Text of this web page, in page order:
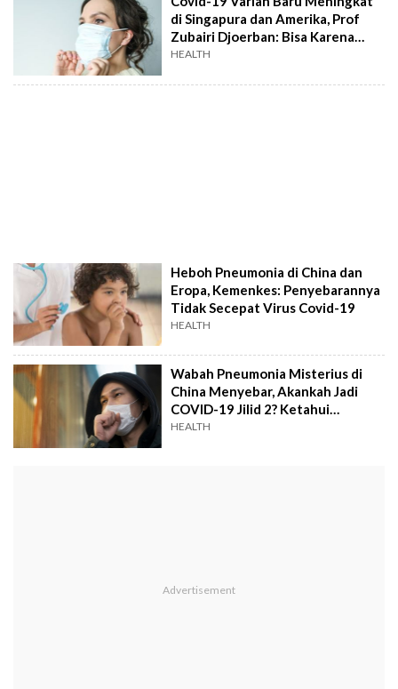
di Singapura dan Amerika, Prof
Zubairi Djoerban: Bisa Karena
Faktor Liburan Akhir Tahun
HEALTH
Heboh Pneumonia di China dan
Eropa, Kemenkes: Penyebarannya
Tidak Secepat Virus Covid-19
HEALTH
Wabah Pneumonia Misterius di
China Menyebar, Akankah Jadi
COVID-19 Jilid 2? Ketahui
Gejalanya
HEALTH